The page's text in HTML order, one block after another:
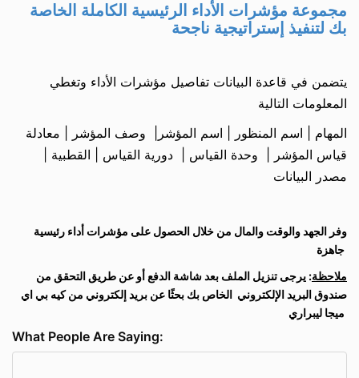
مجموعة مؤشرات الأداء الرئيسية الكاملة الخاصة
بك لتنفيذ إستراتيجية ناجحة
يتضمن في قاعدة البيانات تفاصيل مؤشرات الأداء وتغطي
المعلومات التالية
المهام | اسم المنظور | اسم المؤشر| وصف المؤشر | معادلة
قياس المؤشر | وحدة القياس | دورية القياس | القطبية |
مصدر البيانات
وفر الجهد والوقت والمال من خلال الحصول على مؤشرات أداء رئيسية
ملاحظة: يرجى تنزيل الملف بعد شاشة الدفع أو عن طريق التحقق من
صندوق البريد الإلكتروني الخاص بك بحثًا عن بريد إلكتروني من كيه بي اي
ميجا ليبراري
What People Are Saying: